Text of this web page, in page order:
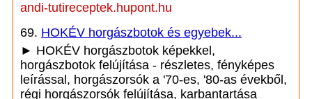
andi-tutireceptek.hupont.hu
69. HOKÉV horgászbotok és egyebek...
► HOKÉV horgászbotok képekkel,
horgászbotok felújítása - részletes, fényképes
leírással, horgászorsók a '70-es, '80-as évekből,
régi horgászorsók felújítása, karbantartása